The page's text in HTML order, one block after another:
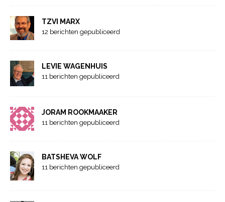
TZVI MARX
12 berichten gepubliceerd
LEVIE WAGENHUIS
11 berichten gepubliceerd
JORAM ROOKMAAKER
11 berichten gepubliceerd
BATSHEVA WOLF
11 berichten gepubliceerd